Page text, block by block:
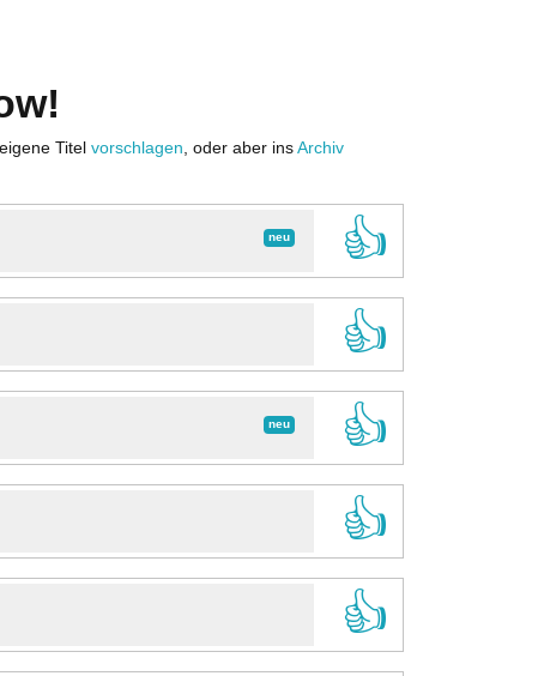
Titel vorschlagen , oder aber ins Archiv
neu
👍
👍
neu
👍
👍
👍